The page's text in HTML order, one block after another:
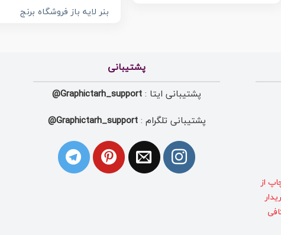
بنر لایه باز فروشگاه برنج
از
پشتیبانی
پشتیبانی ایتا : Graphictarh_support@
پشتیبانی تلگرام :Graphictarh_support@